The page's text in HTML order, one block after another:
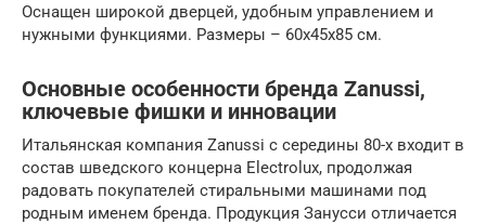
Оснащен широкой дверцей, удобным управлением и
нужными функциями. Размеры – 60x45x85 см.
Основные особенности бренда Zanussi,
ключевые фишки и инновации
Итальянская компания Zanussi с середины 80-х входит в
состав шведского концерна Electrolux, продолжая
радовать покупателей стиральными машинами под
родным именем бренда. Продукция Занусси отличается